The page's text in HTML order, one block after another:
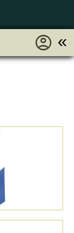
«
account_circle